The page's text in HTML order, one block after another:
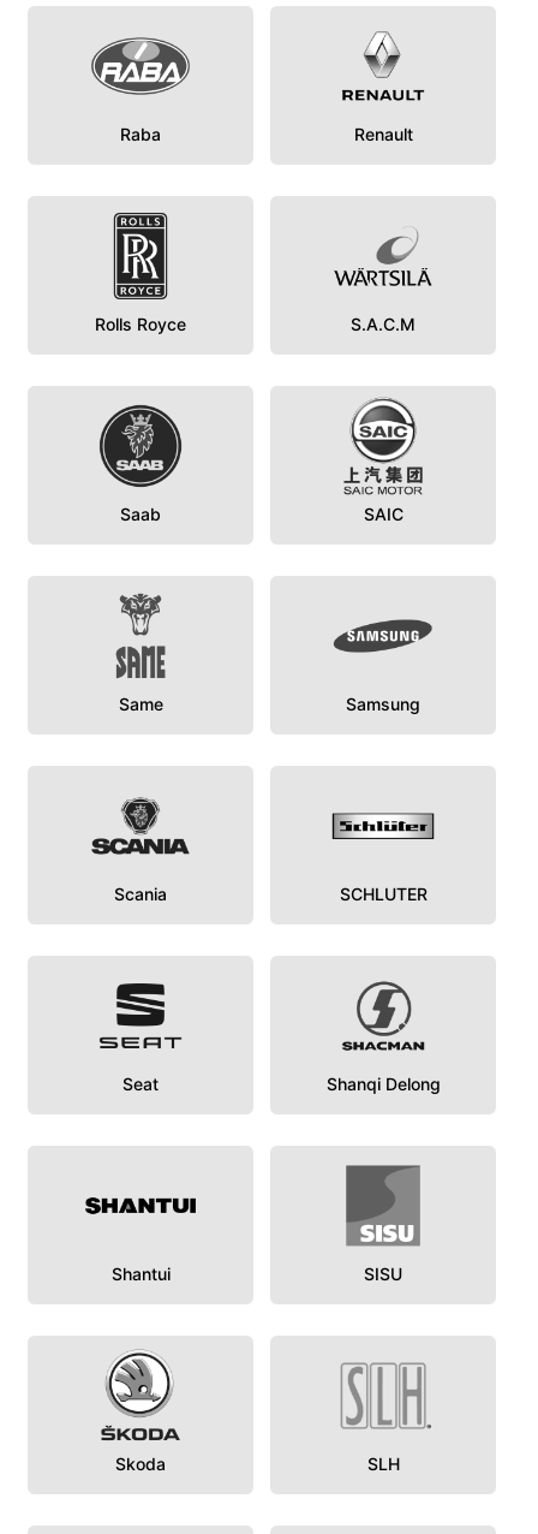
Raba Renault
Rolls Royce S.A.C.M
Saab SAIC
Same Samsung
Scania SCHLUTER
Seat Shanqi Delong
Shantui SISU
Skoda SLH